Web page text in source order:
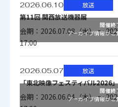
まで）
消費電力 約22W
質量
カメラヘ
CCU 約
CCU
2026.06.10 放送
第11回 関西放送機器展
会期：2026.07.08（水） ～
17:00
開催終
アーカイブ情報がご
2026.05.07 放送
「東北映像フェスティバル2026
会期：2026.06.04（木） ～
開催終
アーカイブ情報がご